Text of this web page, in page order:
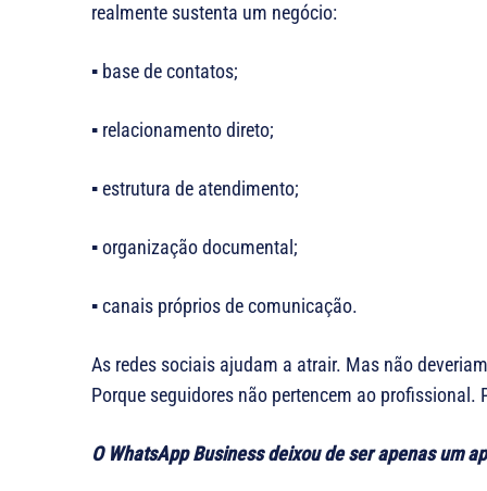
realmente sustenta um negócio:
▪︎ base de contatos;
▪︎ relacionamento direto;
▪︎ estrutura de atendimento;
▪︎ organização documental;
▪︎ canais próprios de comunicação.
As redes sociais ajudam a atrair. Mas não
Porque seguidores não pertencem ao profissional.
O WhatsApp Business deixou de ser apenas um